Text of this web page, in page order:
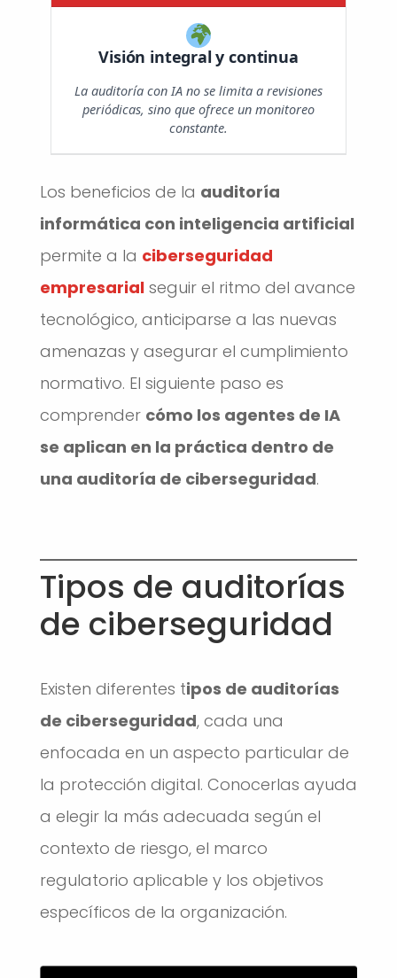
Visión integral y continua
La auditoría con IA no se limita a revisiones
periódicas, sino que ofrece un monitoreo
constante.
Los beneficios de la auditoría
informática con inteligencia artificial
permite a la ciberseguridad
empresarialseguir el ritmo del avance
tecnológico, anticiparse a las nuevas
amenazas y asegurar el cumplimiento
normativo. El siguiente paso es
comprender cómo los agentes de IA
se aplican en la práctica dentro de
una auditoría de ciberseguridad.
Tipos de auditorías
de ciberseguridad
Existen diferentes tipos de auditorías
de ciberseguridad, cada una
enfocada en un aspecto particular de
la protección digital. Conocerlas ayuda
a elegir la más adecuada según el
contexto de riesgo, el marco
regulatorio aplicable y los objetivos
específicos de la organización.